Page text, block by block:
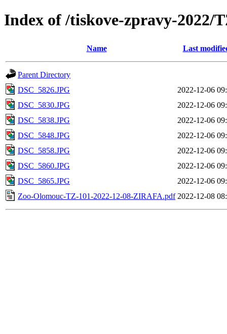
Index of /tiskove-zpravy-2022/
Name Last
Parent Directory
DSC_5826.JPG
2022-12-06
DSC_5830.JPG
2022-12-06
DSC_5838.JPG
2022-12-06
DSC_5848.JPG
2022-12-06
DSC_5858.JPG
2022-12-06
DSC_5860.JPG
2022-12-06
DSC_5865.JPG
2022-12-06
Zoo-Olomouc-TZ-101-2022-12-08-ZIRAFA.pdf 2022-12-08